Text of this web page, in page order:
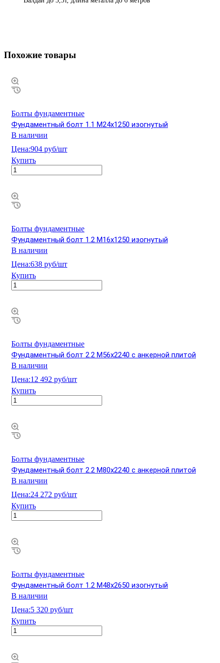
Похожие товары
Болты фундаментные
Фундаментный болт 1.1 М24х1250 изогнутый
В наличии
Цена:904 руб/шт
Купить
Болты фундаментные
Фундаментный болт 1.2 М16х1250 изогнутый
В наличии
Цена:638 руб/шт
Купить
Болты фундаментные
Фундаментный болт 2.2 М56х2240 с анкерной плитой
В наличии
Цена:12 492 руб/шт
Купить
Болты фундаментные
Фундаментный болт 2.2 М80х2240 с анкерной плитой
В наличии
Цена:24 272 руб/шт
Купить
Болты фундаментные
Фундаментный болт 1.2 М48х2650 изогнутый
В наличии
Цена:5 320 руб/шт
Купить